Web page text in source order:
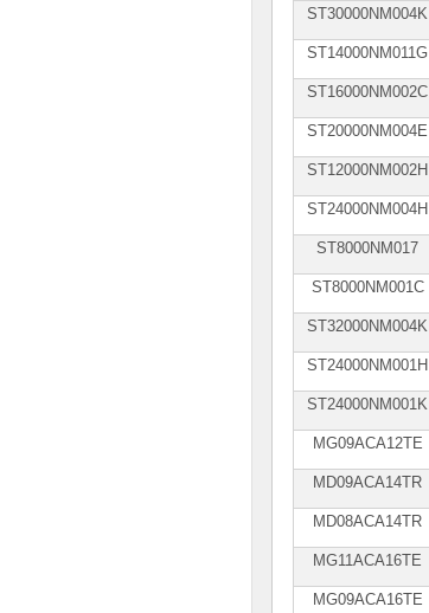
ST30000NM004K
ST14000NM011G
ST16000NM002C
ST20000NM004E
ST12000NM002H
ST24000NM004H
ST8000NM017
ST8000NM001C
ST32000NM004K
ST24000NM001H
ST24000NM001K
MG09ACA12TE
MD09ACA14TR
MD08ACA14TR
MG11ACA16TE
MG09ACA16TE